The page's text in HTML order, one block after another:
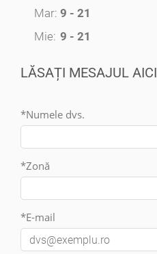
Mar: 9 - 21
Mie: 9 - 21
LĂSAȚI MESAJUL AICI
*Numele dvs.
*Zonă
*E-mail